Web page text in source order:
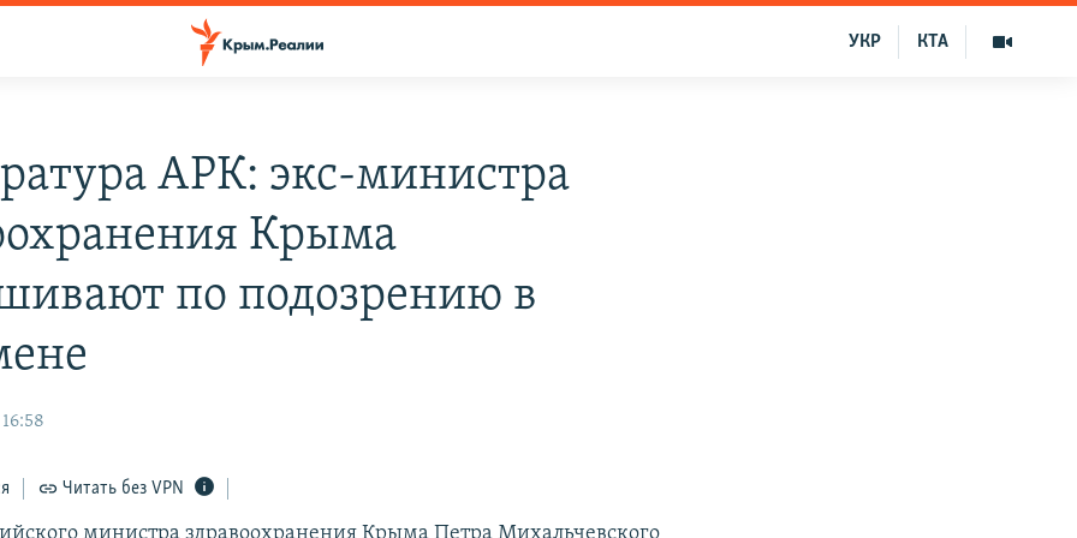
КТА
УКР
АРК: экс-министра
Крыма
по подозрению в
Читать без VPN